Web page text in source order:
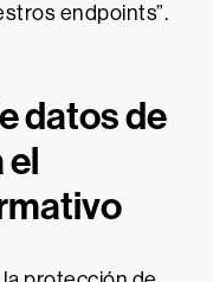
endpoints”.
datos de
el